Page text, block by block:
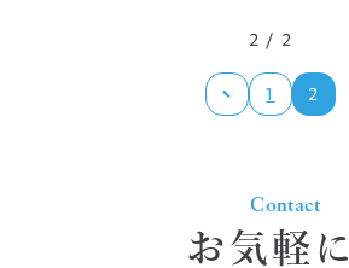
2 / 2
1 2
Contact
お気軽に